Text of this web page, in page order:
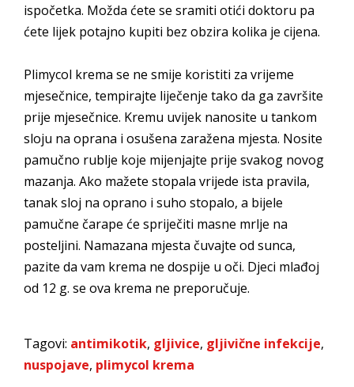
ispočetka. Možda ćete se sramiti otići doktoru pa
ćete lijek potajno kupiti bez obzira kolika je cijena.
Plimycol krema se ne smije koristiti za vrijeme
mjesečnice, tempirajte liječenje tako da ga završite
prije mjesečnice. Kremu uvijek nanosite u tankom
sloju na oprana i osušena zaražena mjesta. Nosite
pamučno rublje koje mijenjajte prije svakog novog
mazanja. Ako mažete stopala vrijede ista pravila,
tanak sloj na oprano i suho stopalo, a bijele
pamučne čarape će spriječiti masne mrlje na
posteljini. Namazana mjesta čuvajte od sunca,
pazite da vam krema ne dospije u oči. Djeci mlađoj
od 12 g. se ova krema ne preporučuje.
Tagovi: antimikotik, gljivice, gljivične infekcije,
nuspojave, plimycol krema